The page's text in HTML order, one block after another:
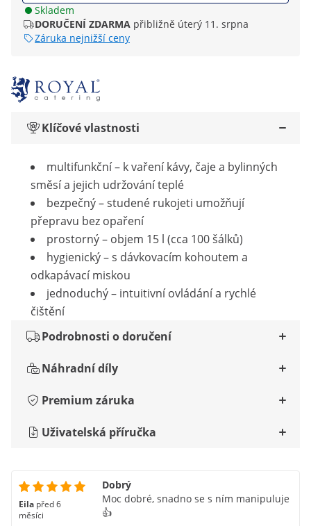
Skladem
DORUČENÍ ZDARMA přibližně úterý 11. srpna
Záruka nejnižší ceny
Klíčové vlastnosti
multifunkční – k vaření kávy, čaje a bylinných
směsí a jejich udržování teplé
bezpečný – studené rukojeti umožňují
přepravu bez opaření
prostorný – objem 15 l (cca 100 šálků)
hygienický – s dávkovacím kohoutem a
odkapávací miskou
jednoduchý – intuitivní ovládání a rychlé
čištění
Podrobnosti o doručení
Náhradní díly
Premium záruka
Uživatelská příručka
Eila před 6
měsíci
Dobrý
Moc dobré, snadno se s ním manipuluje
👍